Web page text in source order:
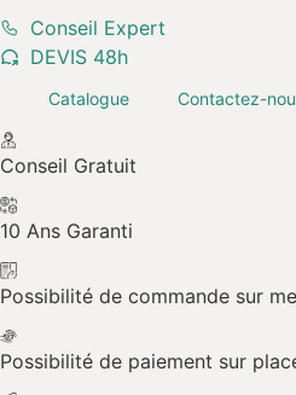
Margelle
Rustique Light
Conseil Expert
DEVIS 48h
Catalogue Contactez-
Conseil Gratuit
10 Ans Garanti
Possibilité de commande sur
Possibilité de paiement sur